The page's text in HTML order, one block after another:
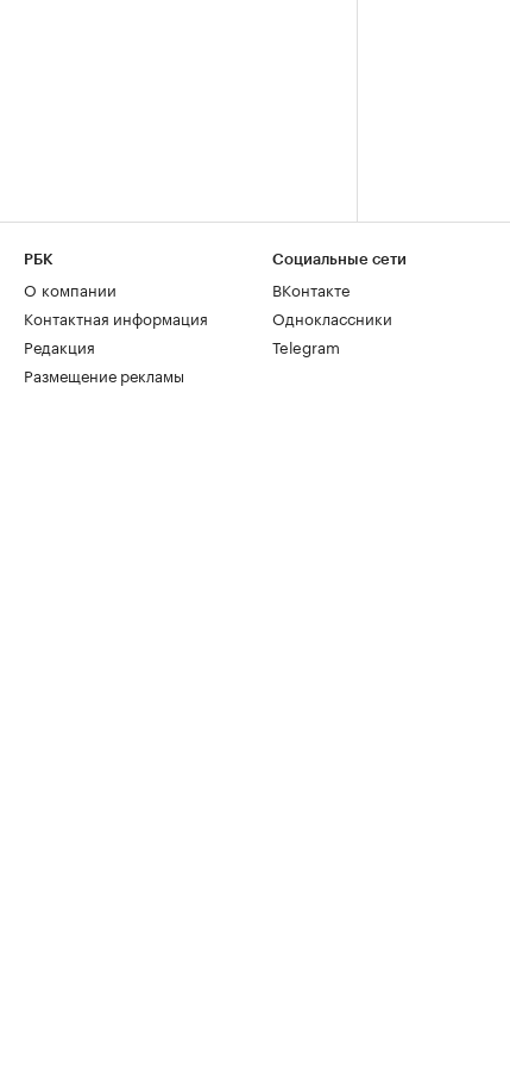
РБК
О компании
Контактная информация
Редакция
Размещение рекламы
Социальные сети
ВКонтакте
Одноклассники
Telegram